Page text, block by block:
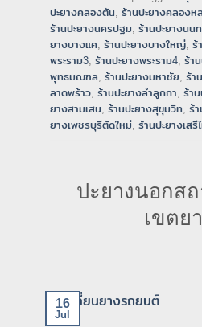
ปะยางคลองตัน, ร้านปะยางคลองห
ร้านปะยางนครปฐม, ร้านปะยางนน
ยางบางแค, ร้านปะยางบางใหญ่, ร้
พระราม3, ร้านปะยางพระราม4, ร้า
พุทธมณฑล, ร้านปะยางมหาชัย, ร้า
ลาดพร้าว, ร้านปะยางลำลูกกา, ร้า
ยางสามเสน, ร้านปะยางสุขุมวิท, ร้
ยางเพชรบุรีตัดใหม่, ร้านปะยางเสรี
ปะยางนอกส
เขตย
16
Jul